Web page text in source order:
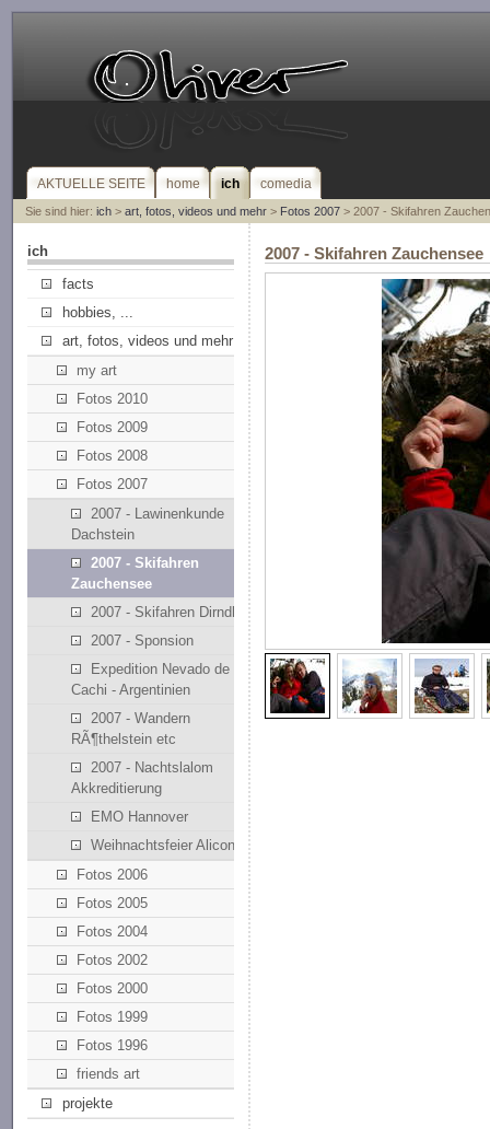
AKTUELLE SEITE home ich comedia
Sie sind hier: ich> art, fotos, videos und mehr> Fotos 2007> 2007 - Skifahren
ich
facts
hobbies, ...
art, fotos, videos und mehr
my art
Fotos 2010
Fotos 2009
Fotos 2008
Fotos 2007
2007 - Lawinenkunde
Dachstein
2007 - Skifahren
Zauchensee
2007 - Skifahren Dirndllift
2007 - Sponsion
Expedition Nevado de
Cachi - Argentinien
2007 - Wandern
RÃ¶thelstein etc
2007 - Nachtslalom
Akkreditierung
EMO Hannover
Weihnachtsfeier Alicona
Fotos 2006
Fotos 2005
Fotos 2004
Fotos 2002
Fotos 2000
Fotos 1999
Fotos 1996
friends art
projekte
2007 - Skifahren Zauchensee